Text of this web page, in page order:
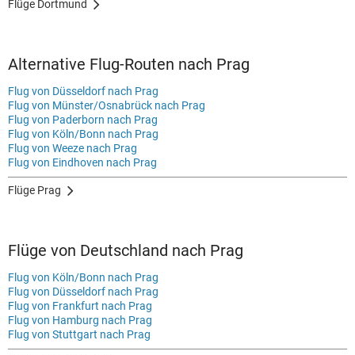
Flüge Dortmund
Alternative Flug-Routen nach Prag
Flug von Düsseldorf nach Prag
Flug von Münster/Osnabrück nach Prag
Flug von Paderborn nach Prag
Flug von Köln/Bonn nach Prag
Flug von Weeze nach Prag
Flug von Eindhoven nach Prag
Flüge Prag
Flüge von Deutschland nach Prag
Flug von Köln/Bonn nach Prag
Flug von Düsseldorf nach Prag
Flug von Frankfurt nach Prag
Flug von Hamburg nach Prag
Flug von Stuttgart nach Prag